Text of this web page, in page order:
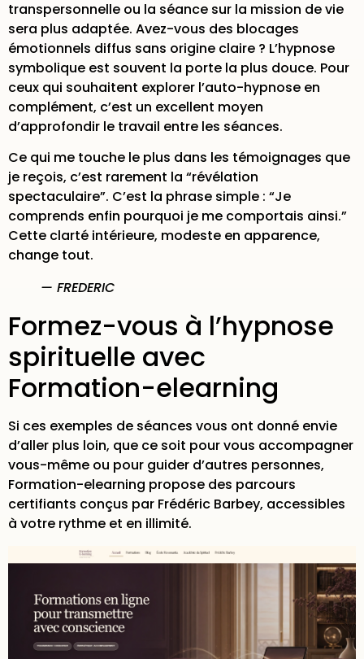
transpersonnelle ou la séance sur la mission de vie
sera plus adaptée. Avez-vous des blocages
émotionnels diffus sans origine claire ? L’hypnose
symbolique est souvent la porte la plus douce. Pour
ceux qui souhaitent explorer l’auto-hypnose en
complément, c’est un excellent moyen
d’approfondir le travail entre les séances.
Ce qui me touche le plus dans les témoignages que
je reçois, c’est rarement la “révélation
spectaculaire”. C’est la phrase simple : “Je
comprends enfin pourquoi je me comportais ainsi.”
Cette clarté intérieure, modeste en apparence,
change tout.
— FREDERIC
Formez-vous à l’hypnose
spirituelle avec
Formation-elearning
Si ces exemples de séances vous ont donné envie
d’aller plus loin, que ce soit pour vous accompagner
vous-même ou pour guider d’autres personnes,
Formation-elearning propose des parcours
certifiants conçus par Frédéric Barbey, accessibles
à votre rythme et en illimité.